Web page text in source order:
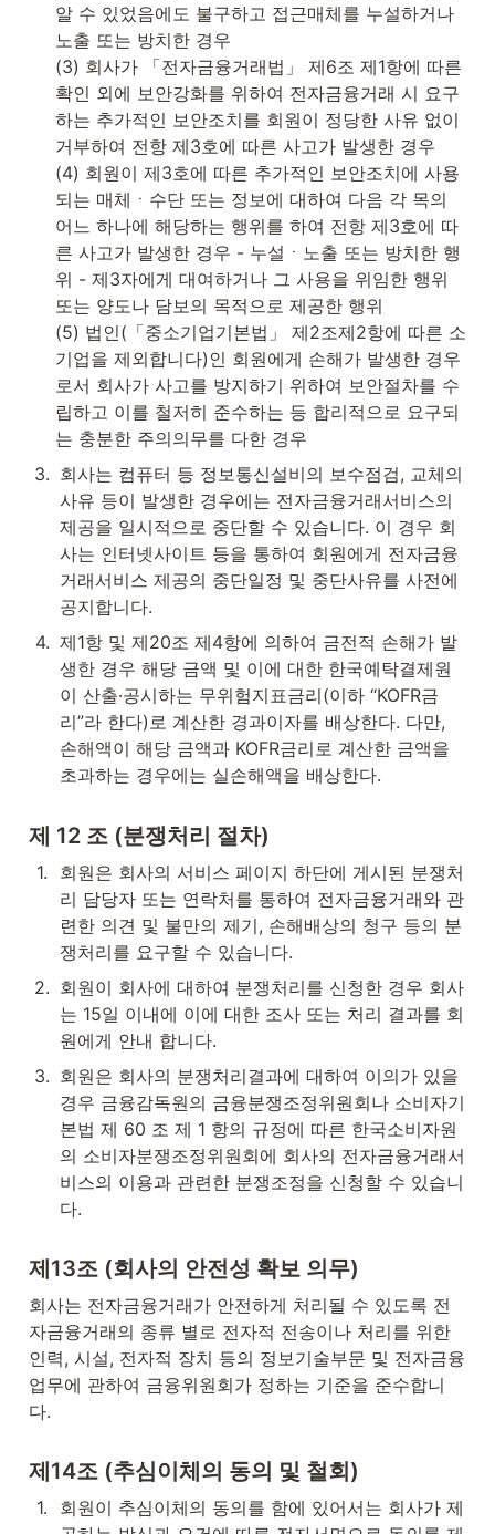
알 수 있었음에도 불구하고 접근매체를 누설하거나
노출 또는 방치한 경우
(3) 회사가 「전자금융거래법」 제6조 제1항에 따른
확인 외에 보안강화를 위하여 전자금융거래 시 요구
하는 추가적인 보안조치를 회원이 정당한 사유 없이
거부하여 전항 제3호에 따른 사고가 발생한 경우
(4) 회원이 제3호에 따른 추가적인 보안조치에 사용
되는 매체ㆍ수단 또는 정보에 대하여 다음 각 목의
어느 하나에 해당하는 행위를 하여 전항 제3호에 따
른 사고가 발생한 경우 - 누설ㆍ노출 또는 방치한 행
위 - 제3자에게 대여하거나 그 사용을 위임한 행위
또는 양도나 담보의 목적으로 제공한 행위
(5) 법인(「중소기업기본법」 제2조제2항에 따른 소
기업을 제외합니다)인 회원에게 손해가 발생한 경우
로서 회사가 사고를 방지하기 위하여 보안절차를 수
립하고 이를 철저히 준수하는 등 합리적으로 요구되
는 충분한 주의의무를 다한 경우
3. 회사는 컴퓨터 등 정보통신설비의 보수점검, 교체의
사유 등이 발생한 경우에는 전자금융거래서비스의
제공을 일시적으로 중단할 수 있습니다. 이 경우 회
사는 인터넷사이트 등을 통하여 회원에게 전자금융
거래서비스 제공의 중단일정 및 중단사유를 사전에
공지합니다.
4. 제1항 및 제20조 제4항에 의하여 금전적 손해가 발
생한 경우 해당 금액 및 이에 대한 한국예탁결제원
이 산출·공시하는 무위험지표금리(이하 “KOFR금
리”라 한다)로 계산한 경과이자를 배상한다. 다만,
손해액이 해당 금액과 KOFR금리로 계산한 금액을
초과하는 경우에는 실손해액을 배상한다.
제 12 조 (분쟁처리 절차)
1.
회원은 회사의 서비스 페이지 하단에 게시된 분쟁처
리 담당자 또는 연락처를 통하여 전자금융거래와 관
련한 의견 및 불만의 제기, 손해배상의 청구 등의 분
쟁처리를 요구할 수 있습니다.
2. 회원이 회사에 대하여 분쟁처리를 신청한 경우 회사
는 15일 이내에 이에 대한 조사 또는 처리 결과를 회
원에게 안내 합니다.
3. 회원은 회사의 분쟁처리결과에 대하여 이의가 있을
경우 금융감독원의 금융분쟁조정위원회나 소비자기
본법 제 60 조 제 1 항의 규정에 따른 한국소비자원
의 소비자분쟁조정위원회에 회사의 전자금융거래서
비스의 이용과 관련한 분쟁조정을 신청할 수 있습니
다.
제13조 (회사의 안전성 확보 의무)
회사는 전자금융거래가 안전하게 처리될 수 있도록 전
자금융거래의 종류 별로 전자적 전송이나 처리를 위한
인력, 시설, 전자적 장치 등의 정보기술부문 및 전자금융
업무에 관하여 금융위원회가 정하는 기준을 준수합니
다.
제14조 (추심이체의 동의 및 철회)
1.
회원이 추심이체의 동의를 함에 있어서는 회사가 제